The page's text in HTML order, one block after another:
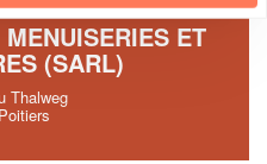
ET
(SARL)
Thalweg